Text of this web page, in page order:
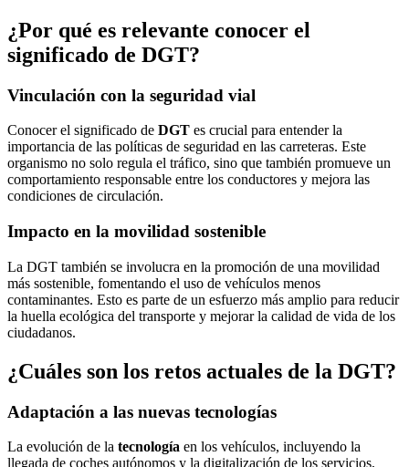
¿Por qué es relevante conocer el
significado de DGT?
Vinculación con la seguridad vial
Conocer el significado de DGT es crucial para entender la
importancia de las políticas de seguridad en las carreteras. Este
organismo no solo regula el tráfico, sino que también promueve un
comportamiento responsable entre los conductores y mejora las
condiciones de circulación.
Impacto en la movilidad sostenible
La DGT también se involucra en la promoción de una movilidad
más sostenible, fomentando el uso de vehículos menos
contaminantes. Esto es parte de un esfuerzo más amplio para reducir
la huella ecológica del transporte y mejorar la calidad de vida de los
ciudadanos.
¿Cuáles son los retos actuales de la DGT?
Adaptación a las nuevas tecnologías
La evolución de la tecnología en los vehículos, incluyendo la
llegada de coches autónomos y la digitalización de los servicios,